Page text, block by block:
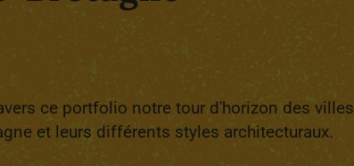
ce portfolio notre tour d'horizon des villes
et leurs différents styles architecturaux.